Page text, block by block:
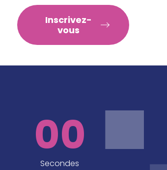
Inscrivez-
vous
00
Secondes